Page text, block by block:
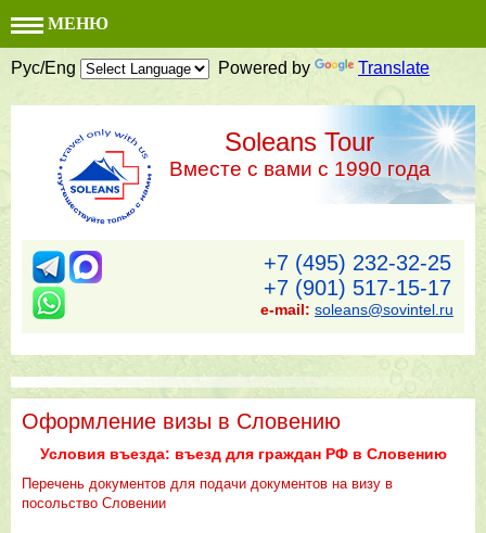
МЕНЮ
Рус/Eng Powered by Translate
Soleans Tour
Вместе с вами с 1990 года
+7 (495) 232-32-25
+7 (901) 517-15-17
e-mail: soleans@sovintel.ru
Оформление визы в Словению
Условия въезда: въезд для граждан РФ в Словению
Перечень документов для подачи документов на визу в
посольство Словении